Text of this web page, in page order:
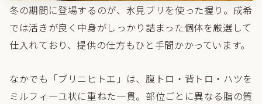
冬の期間に登場するのが、氷見ブリを使った握り。成希
では活きが良く中身がしっかり詰まった個体を厳選して
仕入れており、提供の仕方もひと手間かかっています。
なかでも「ブリニヒトエ」は、腹トロ・背トロ・ハツを
ミルフィーユ状に重ねた一貫。部位ごとに異なる脂の質